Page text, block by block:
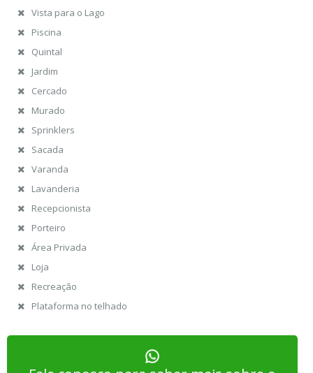
Vista para o Lago
Piscina
Quintal
Jardim
Cercado
Murado
Sprinklers
Sacada
Varanda
Lavanderia
Recepcionista
Porteiro
Área Privada
Loja
Recreação
Plataforma no telhado